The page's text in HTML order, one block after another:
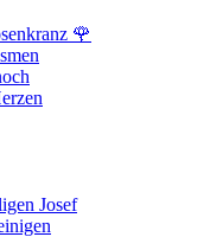
🌹
Josef